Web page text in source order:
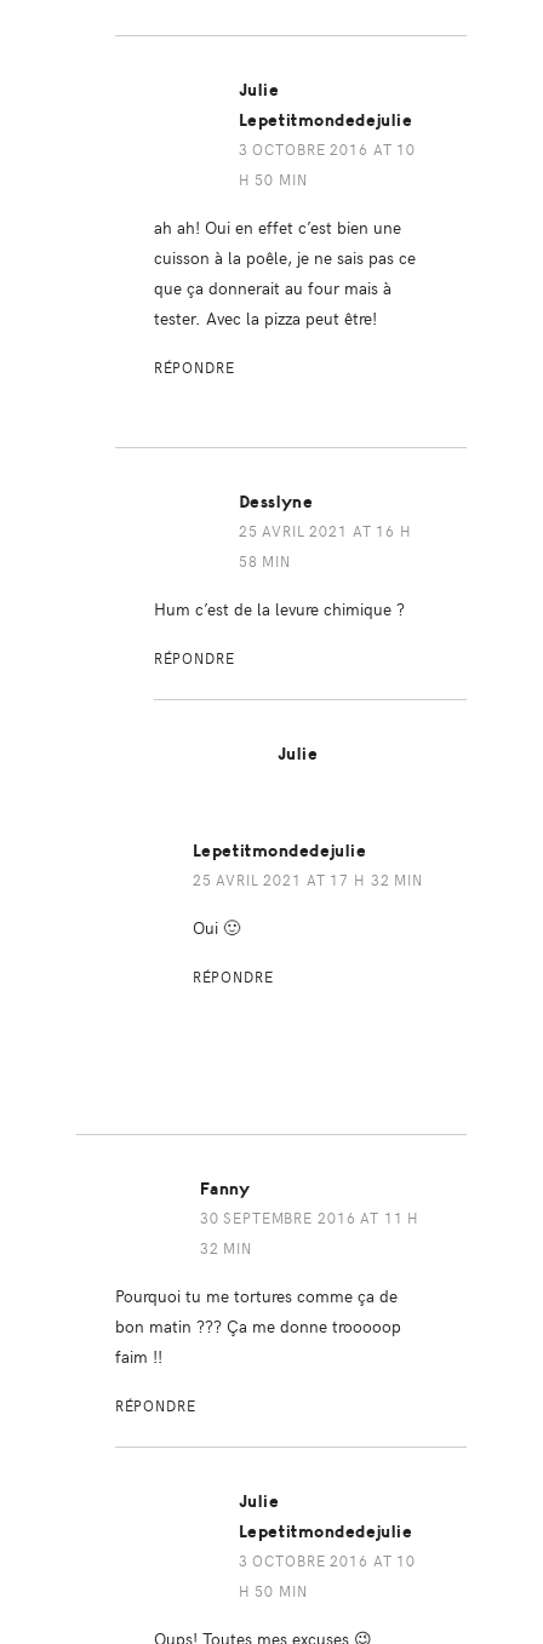
Julie
Lepetitmondedejulie
3 OCTOBRE 2016 AT 10
H 50 MIN
ah ah! Oui en effet c’est bien une
cuisson à la poêle, je ne sais pas ce
que ça donnerait au four mais à
tester. Avec la pizza peut être!
RÉPONDRE
Desslyne
25 AVRIL 2021 AT 16 H
58 MIN
Hum c’est de la levure chimique ?
RÉPONDRE
Julie
Lepetitmondedejulie
25 AVRIL 2021 AT 17 H 32 MIN
Oui 🙂
RÉPONDRE
Fanny
30 SEPTEMBRE 2016 AT 11 H
32 MIN
Pourquoi tu me tortures comme ça de
bon matin ??? Ça me donne trooooop
faim !!
RÉPONDRE
Julie
Lepetitmondedejulie
3 OCTOBRE 2016 AT 10
H 50 MIN
Oups! Toutes mes excuses 😉